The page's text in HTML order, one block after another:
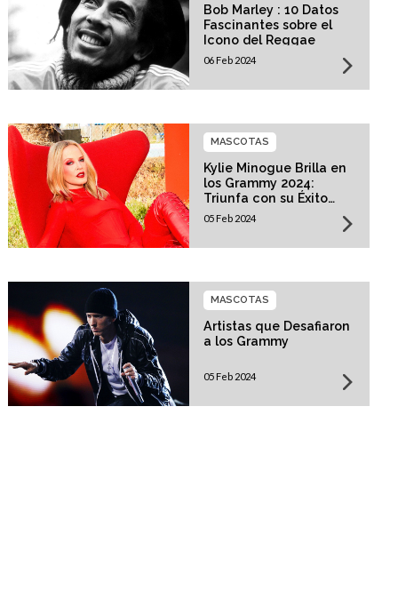
Bob Marley : 10 Datos
Fascinantes sobre el
Icono del Reggae
06 Feb 2024
Kylie Minogue Brilla en
los Grammy 2024:
Triunfa con su Éxito
"Padam Padam"
MASCOTAS
05 Feb 2024
Artistas que Desafiaron
a los Grammy
MASCOTAS
05 Feb 2024